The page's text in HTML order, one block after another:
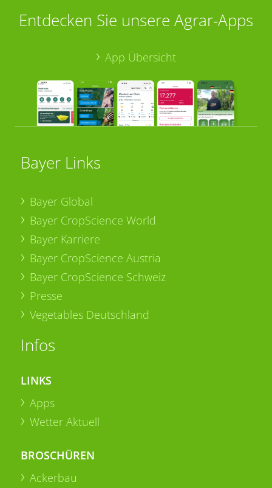
Entdecken Sie unsere Agrar-Apps
App Übersicht
Bayer Links
Bayer Global
Bayer CropScience World
Bayer Karriere
Bayer CropScience Austria
Bayer CropScience Schweiz
Presse
Vegetables Deutschland
Infos
LINKS
Apps
Wetter Aktuell
BROSCHÜREN
Ackerbau